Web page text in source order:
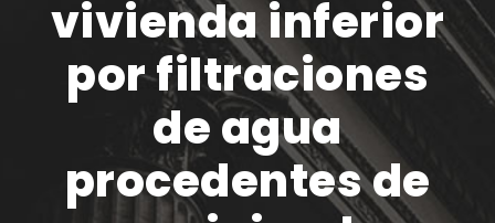
vivienda inferior
por filtraciones
de agua
procedentes de